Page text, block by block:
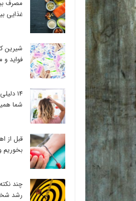
غذایی
شیرین
فواید
14
شما
قبل از
چند
رشد